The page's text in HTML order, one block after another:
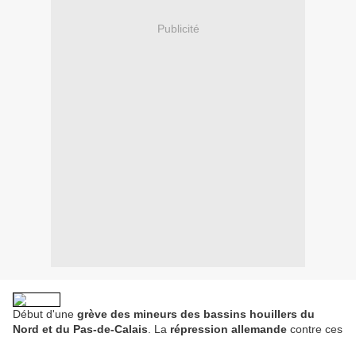
Publicité
Début d'une grève des mineurs des bassins houillers du
Nord et du Pas-de-Calais . La répression allemande contre ces